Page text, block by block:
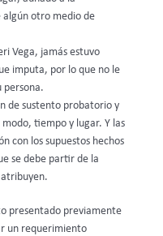
algún otro medio de
Vega, jamás estuvo
imputa, por lo que no le
persona.
de sustento probatorio y
tiempo y lugar. Y las
con los supuestos hechos
se debe partir de la
atribuyen.
presentado previamente
un requerimiento